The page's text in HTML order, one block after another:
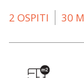
2 OSPITI 30 M